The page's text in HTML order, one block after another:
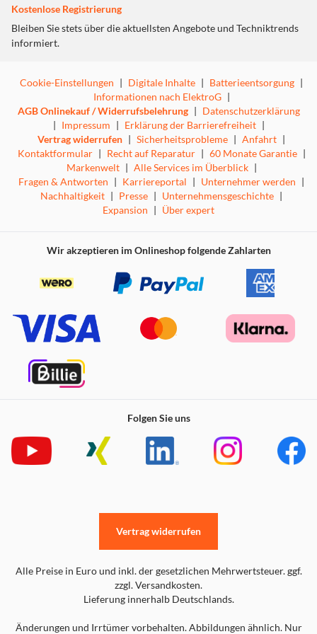
weiteren Genres abrocken. Folge den Bewegungen deines
virtuellen Trainers auf dem Bildschirm und versuche, so
viele Punkte wie möglich zu sammeln, während du dich zu
und zum Star auf der Tanzfläche werden.
Welche Spielmodi gibt es bei Just Dance 2022
auf Nintendo Switch?
abwechslungsreiches und unterhaltsames Tanz-Erlebnis zu
bieten. Hier sind die wichtigsten Spielmodi im Spiel:
Just Dance 2022. Du tanzt alleine oder mit Freunden und
Kostenlose Registrierung
Bleiben Sie stets über die aktuellsten Angebote und Techniktrends
informiert.
Cookie-Einstellungen | Digitale Inhalte | Batterieentsorgung |
Informationen nach ElektroG |
AGB Onlinekauf / Widerrufsbelehrung | Datenschutzerklärung
| Impressum | Erklärung der Barrierefreiheit |
Vertrag widerrufen | Sicherheitsprobleme | Anfahrt |
Kontaktformular | Recht auf Reparatur | 60 Monate Garantie |
Markenwelt | Alle Services im Überblick |
Fragen & Antworten | Karriereportal | Unternehmer werden |
Nachhaltigkeit | Presse | Unternehmensgeschichte |
Expansion | Über expert
Wir akzeptieren im Onlineshop folgende Zahlarten
Folgen Sie uns
Alle Preise in Euro und inkl. der gesetzlichen Mehrwertsteuer. ggf.
zzgl. Versandkosten.
Lieferung innerhalb Deutschlands.
Änderungen und Irrtümer vorbehalten. Abbildungen ähnlich. Nur
Vertrag widerrufen